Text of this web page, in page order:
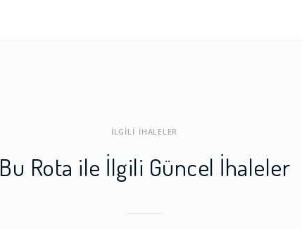
İLGİLİ İHALELER
Bu Rota ile İlgili Güncel İhaleler